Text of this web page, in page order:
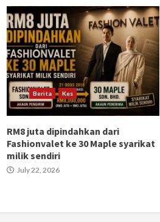
Berita Kes
RM8 juta dipindahkan dari
Fashionvalet ke 30 Maple syarikat
milik sendiri
July 22, 2026